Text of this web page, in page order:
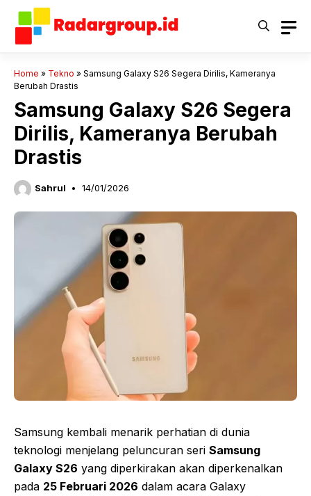
Langsung
Home » Tekno » Samsung Galaxy S26 Segera Dirilis, Kameranya
Berubah Drastis
Samsung Galaxy S26 Segera
Dirilis, Kameranya Berubah
Drastis
Sahrul 14/01/2026
Samsung kembali menarik perhatian di dunia
teknologi menjelang peluncuran seri Samsung
Galaxy S26 yang diperkirakan akan diperkenalkan
pada 25 Februari 2026 dalam acara Galaxy